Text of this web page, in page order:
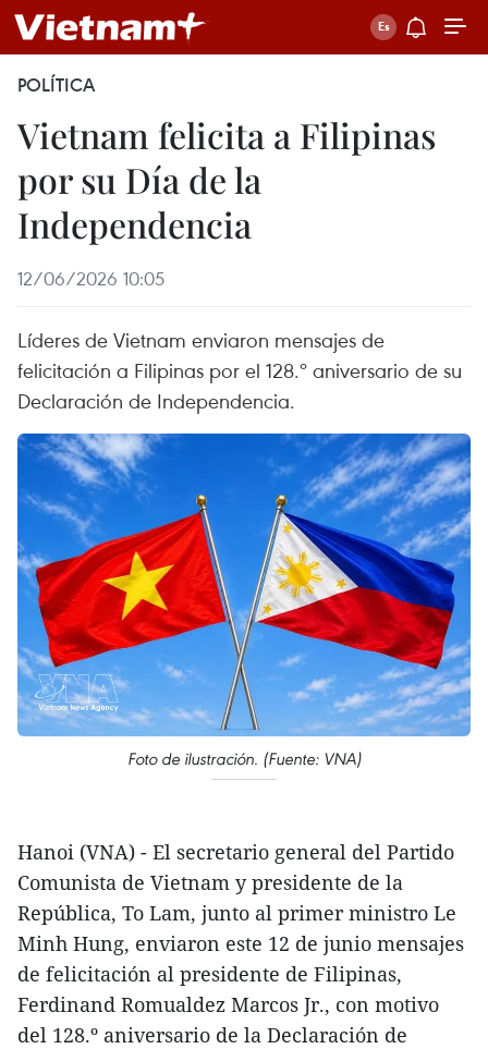
POLÍTICA
Vietnam felicita a Filipinas
por su Día de la
Independencia
12/06/2026 10:05
Líderes de Vietnam enviaron mensajes de
felicitación a Filipinas por el 128.º aniversario de su
Declaración de Independencia.
Foto de ilustración. (Fuente: VNA)
Hanoi (VNA) - El secretario general del Partido
Comunista de Vietnam y presidente de la
República, To Lam, junto al primer ministro Le
Minh Hung, enviaron este 12 de junio mensajes
de felicitación al presidente de Filipinas,
Ferdinand Romualdez Marcos Jr., con motivo
del 128.º aniversario de la Declaración de